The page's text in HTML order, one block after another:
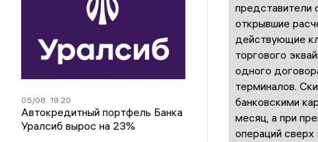
05/08 19:20
Автокредитный портфель Банка
Уралсиб вырос на 23%
представители
открывшие
действующие
торгового
одного
терминалов.
банковскими
месяц, а при
операций